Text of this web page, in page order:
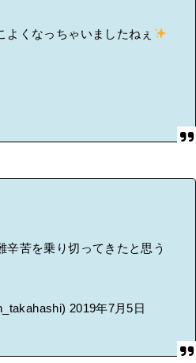
くなっちゃいましたねぇ
苦を乗り切ってきたと思う
2019年7月5日